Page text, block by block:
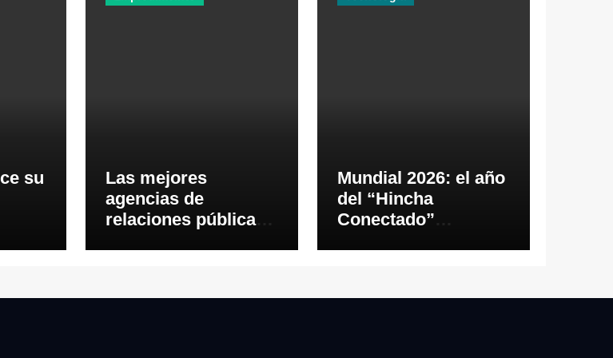
su
Las mejores
agencias de
relaciones públicas
Mundial 2026: el año
del “Hincha
Conectado”